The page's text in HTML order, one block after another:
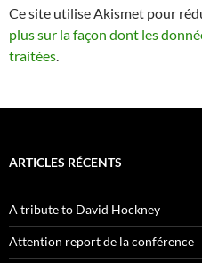
Ce site utilise Akismet pour
plus sur la façon dont les
traitées.
ARTICLES RÉCENTS
A tribute to David Hockney
Attention report de la conférence